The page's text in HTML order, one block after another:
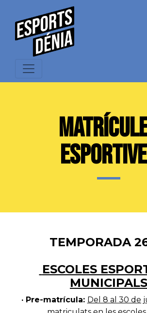
TEMPORADA
ESCOLES
MUNICIPALS
· Pre-matrícula: Del 8 al 30 de